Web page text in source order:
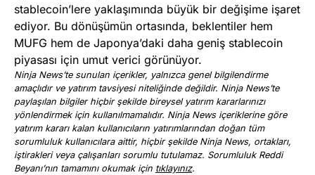
stablecoin’lere yaklaşımında büyük bir değişime işaret
ediyor. Bu dönüşümün ortasında, beklentiler hem
MUFG hem de Japonya’daki daha geniş stablecoin
piyasası için umut verici görünüyor.
Ninja News’te sunulan içerikler, yalnızca genel bilgilendirme
amaçlıdır ve yatırım tavsiyesi niteliğinde değildir. Ninja News’te
paylaşılan bilgiler hiçbir şekilde bireysel yatırım kararlarınızı
yönlendirmek için kullanılmamalıdır. Ninja News içeriklerine göre
yatırım kararı kalan kullanıcıların yatırımlarından doğan tüm
sorumluluk kullanıcılara aittir, hiçbir şekilde Ninja News, ortakları,
iştirakleri veya çalışanları sorumlu tutulamaz. Sorumluluk Reddi
Beyanı’nın tamamını okumak için tıklayınız.